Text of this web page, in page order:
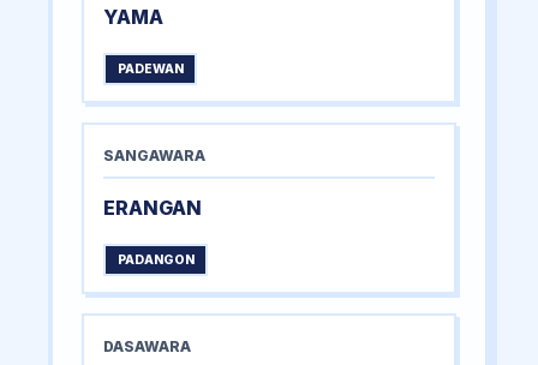
YAMA
PADEWAN
SANGAWARA
ERANGAN
PADANGON
DASAWARA